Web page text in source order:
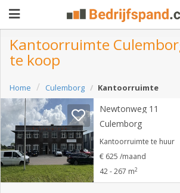
aanbieden
Pand
zoeken
Waarom
adverteren
Premium
adverteren
Kantoorruimte
te koop
Home Culemborg Kantoorruimte
Newtonweg 11
Culemborg
Kantoorruimte te huur
€ 625 /maand
42 - 267 m2